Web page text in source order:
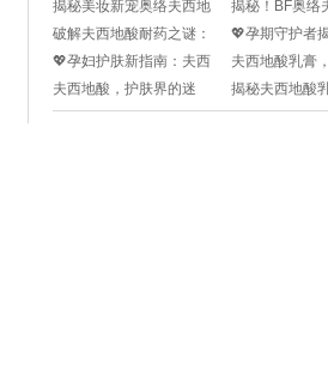
揭秘美妆新宠奥络夫西地
酸乳膏，价格揭秘大公
开！💖💰
揭秘！BF奥络
膏，激素真相
破解夫西地酸耐药之谜：
失效后的逆袭策略💡
💖孕期守护者
地酸乳膏，怀
全使用指南💖
💖孕妇护肤新指南：夫西
地酸乳膏，安全使用那些
事儿？!
夫西地酸乳膏
的秘密期限揭
夫西地酸，护肤界的迷
思？揭秘它对脸的真相...
揭秘夫西地酸
真相大公开!